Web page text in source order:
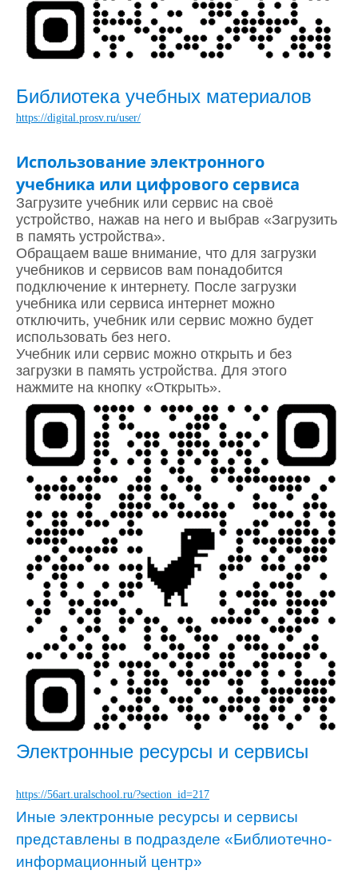
Библиотека учебных материалов
https://digital.prosv.ru/user/
Использование электронного
учебника или цифрового сервиса
Загрузите учебник или сервис на своё
устройство, нажав на него и выбрав «Загрузить
в память устройства».
Обращаем ваше внимание, что для загрузки
учебников и сервисов вам понадобится
подключение к интернету. После загрузки
учебника или сервиса интернет можно
отключить, учебник или сервис можно будет
использовать без него.
Учебник или сервис можно открыть и без
загрузки в память устройства. Для этого
нажмите на кнопку «Открыть».
Электронные ресурсы и сервисы
https://56art.uralschool.ru/?section_id=217
Иные электронные ресурсы и сервисы
представлены в подразделе «Библиотечно-
информационный центр»